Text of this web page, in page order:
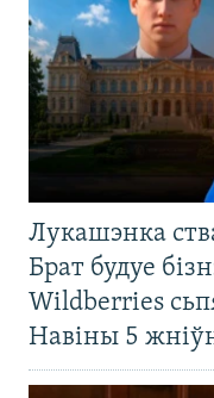
Лукашэнка
Брат будуе
Wildberries
Навіны 5